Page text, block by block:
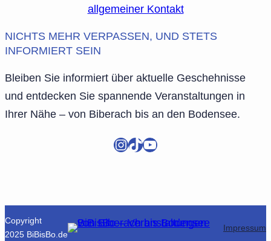
allgemeiner Kontakt
NICHTS MEHR VERPASSEN, UND STETS
INFORMIERT SEIN
Bleiben Sie informiert über aktuelle Geschehnisse
und entdecken Sie spannende Veranstaltungen in
Ihrer Nähe – von Biberach bis an den Bodensee.
InstagramTikTok YouTube
Copyright
2025 BiBisBo.de
Impressum